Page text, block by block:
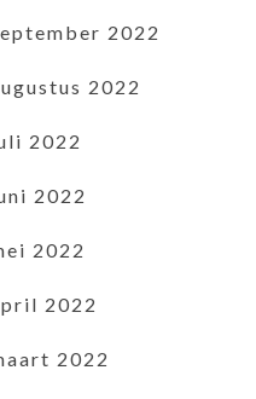
2022
2022
2022
2022
2022
2022
2022